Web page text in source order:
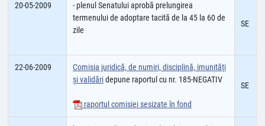
20-05-2009
- plenul Senatului aprobă prelungirea
termenului de adoptare tacită de la 45 la 60 de
zile
SE
22-06-2009
Comisia juridică, de numiri, disciplină, imunităţi
şi validăridepune raportul cu nr. 185-NEGATIV
raportul comisiei sesizate în fond
SE